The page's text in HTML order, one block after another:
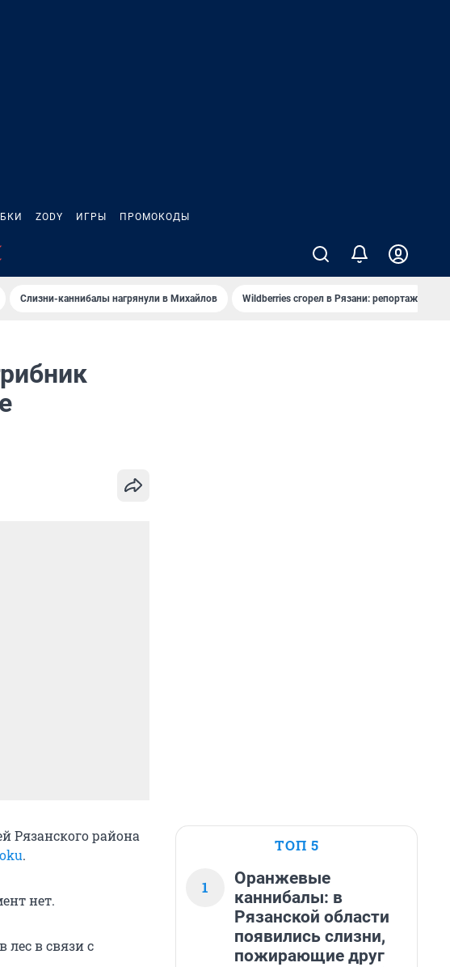
ZODY ИГРЫ ПРОМОКОДЫ
Слизни-каннибалы нагрянули в Михайлов Wildberries сгорел в Рязани: репортаж
Рязанского района
.
нет.
лес в связи с
ТОП 5
1
Оранжевые
каннибалы: в
Рязанской области
появились слизни,
пожирающие друг